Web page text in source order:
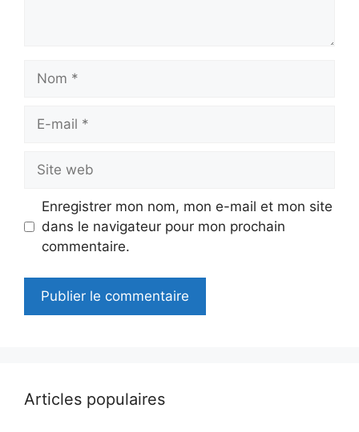
Nom
Site
web
Enregistrer mon nom, mon e-mail et mon site
dans le navigateur pour mon prochain
commentaire.
Articles populaires